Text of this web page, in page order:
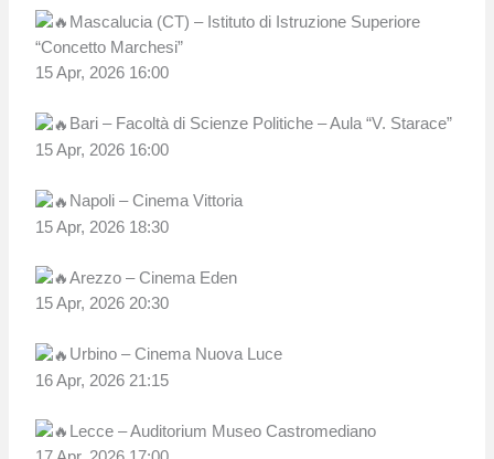
Mascalucia (CT) – Istituto di Istruzione Superiore
“Concetto Marchesi”
15 Apr, 2026 16:00
Bari – Facoltà di Scienze Politiche – Aula “V. Starace”
15 Apr, 2026 16:00
Napoli – Cinema Vittoria
15 Apr, 2026 18:30
Arezzo – Cinema Eden
15 Apr, 2026 20:30
Urbino – Cinema Nuova Luce
16 Apr, 2026 21:15
Lecce – Auditorium Museo Castromediano